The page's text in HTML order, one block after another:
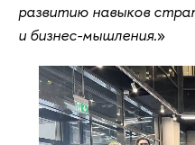
развитию навыков
и бизнес-мышления.